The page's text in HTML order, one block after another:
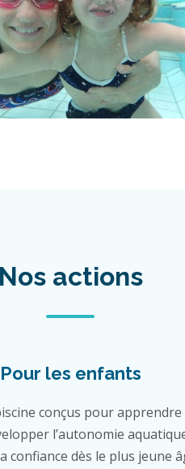
Nos actions
Pour les enfants
conçus pour apprendre
l’autonomie
confiance dès le plus jeune